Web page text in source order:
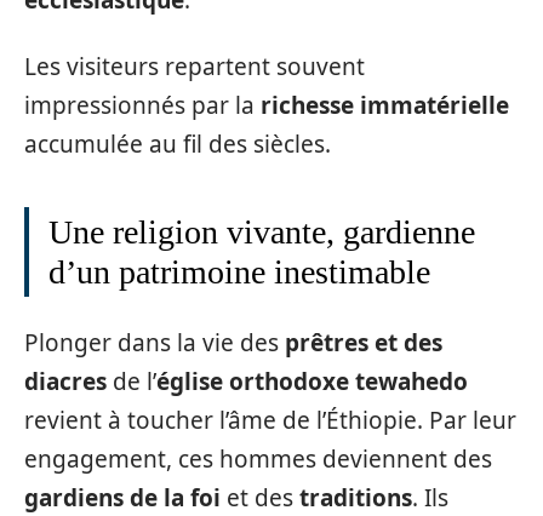
Les visiteurs repartent souvent
impressionnés par la richesse immatérielle
accumulée au fil des siècles.
Une religion vivante, gardienne
d’un patrimoine inestimable
Plonger dans la vie des prêtres et des
diacres de l’église orthodoxe tewahedo
revient à toucher l’âme de l’Éthiopie. Par leur
engagement, ces hommes deviennent des
gardiens de la foi et destraditions. Ils